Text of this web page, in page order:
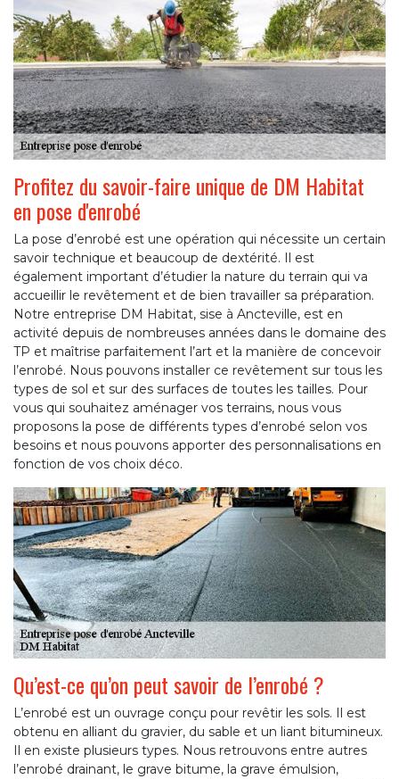
Profitez du savoir-faire unique de DM Habitat
en pose d'enrobé
La pose d’enrobé est une opération qui nécessite un certain
savoir technique et beaucoup de dextérité. Il est
également important d’étudier la nature du terrain qui va
accueillir le revêtement et de bien travailler sa préparation.
Notre entreprise DM Habitat, sise à Ancteville, est en
activité depuis de nombreuses années dans le domaine des
TP et maîtrise parfaitement l’art et la manière de concevoir
l’enrobé. Nous pouvons installer ce revêtement sur tous les
types de sol et sur des surfaces de toutes les tailles. Pour
vous qui souhaitez aménager vos terrains, nous vous
proposons la pose de différents types d’enrobé selon vos
besoins et nous pouvons apporter des personnalisations en
fonction de vos choix déco.
Qu’est-ce qu’on peut savoir de l’enrobé ?
L’enrobé est un ouvrage conçu pour revêtir les sols. Il est
obtenu en alliant du gravier, du sable et un liant bitumineux.
Il en existe plusieurs types. Nous retrouvons entre autres
l’enrobé drainant, le grave bitume, la grave émulsion,